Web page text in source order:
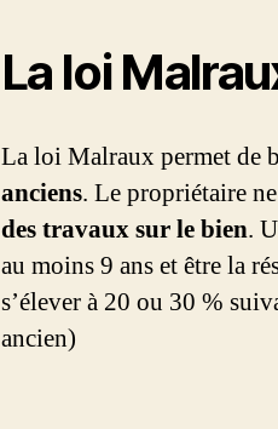
La loi
La loi Malraux permet de
anciens. Le propriétaire
des travaux sur le bien.
au moins 9 ans et être la
s’élever à 20 ou 30 %
ancien)